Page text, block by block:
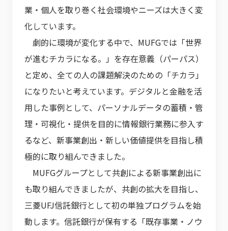
業・個人を取り巻く社会環境やニーズは大きく変
化しています。
劇的に環境が変化する中で、MUFGでは「世界
が進むチカラになる。」を存在意義（パーパス）
と定め、全ての人の課題解決のための「チカラ」
になりたいと考えています。デジタルと金融を活
用した事例として、パーソナルデータの蓄積・管
理・可視化・提供を目的に情報銀行業務に参入す
るなど、新事業創出・新しい価値提供を目指し積
極的に取り組んできました。
MUFGグループとして共創による新事業創出に
も取り組んできましたが、共創の拡大を目指し、
三菱UFJ信託銀行として初の単独プログラムを始
動します。信託銀行が保有する「既存事業・ノウ